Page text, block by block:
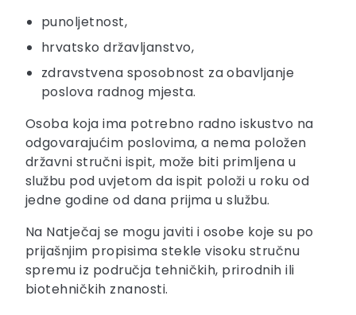
punoljetnost,
hrvatsko državljanstvo,
zdravstvena sposobnost za obavljanje
poslova radnog mjesta.
Osoba koja ima potrebno radno iskustvo na
odgovarajućim poslovima, a nema položen
državni stručni ispit, može biti primljena u
službu pod uvjetom da ispit položi u roku od
jedne godine od dana prijma u službu.
Na Natječaj se mogu javiti i osobe koje su po
prijašnjim propisima stekle visoku stručnu
spremu iz područja tehničkih, prirodnih ili
biotehničkih znanosti.